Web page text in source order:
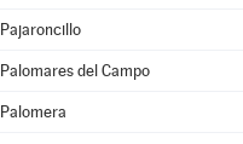
Pajaroncillo
Palomares del Campo
Palomera